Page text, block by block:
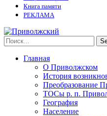
Книга памяти
РЕКЛАМА
Главная
О Приволжском
История
Преобразование
ТОСы р. п.
География
Население